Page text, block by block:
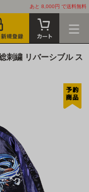
あと 8,000円 で送料無料
刺繍 リバーシブル ス